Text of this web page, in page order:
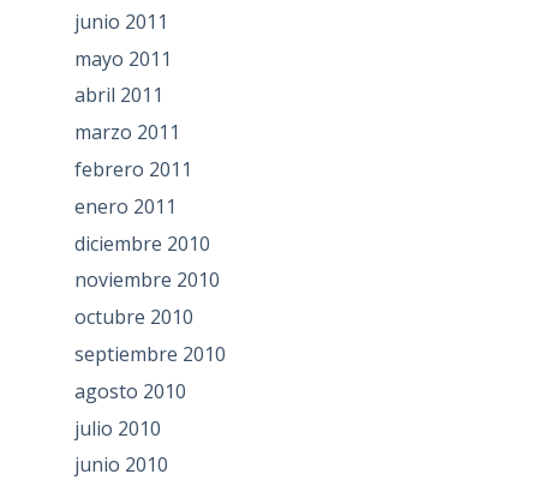
junio 2011
mayo 2011
abril 2011
marzo 2011
febrero 2011
enero 2011
diciembre 2010
noviembre 2010
octubre 2010
septiembre 2010
agosto 2010
julio 2010
junio 2010